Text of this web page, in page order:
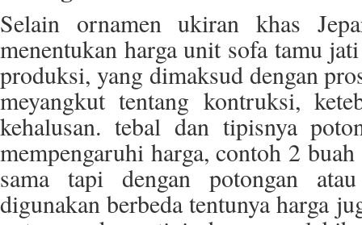
Selain ornamen ukiran khas
menentukan harga unit sofa tamu
produksi, yang dimaksud dengan
meyangkut tentang kontruksi,
kehalusan. tebal dan tipisnya
mempengaruhi harga, contoh 2
sama tapi dengan potongan
digunakan berbeda tentunya harga